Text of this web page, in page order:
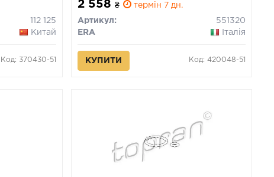
112 125
Китай
Код: 370430-51
2 558₴ термін 7 дн.
Артикул:
551320
ERA
Італія
КУПИТИ Код: 420048-51